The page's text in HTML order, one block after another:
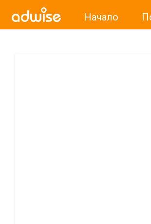
Начало